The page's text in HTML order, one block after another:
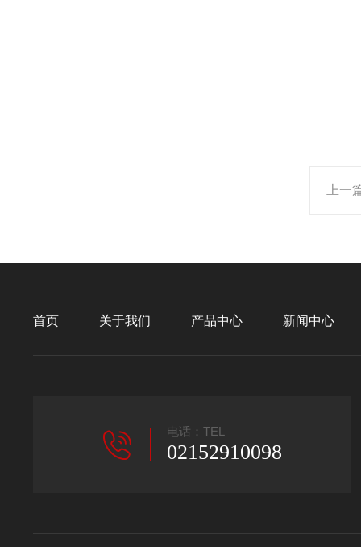
上一
首页 关于我们 产品中心 新闻中心
电话：TEL
02152910098